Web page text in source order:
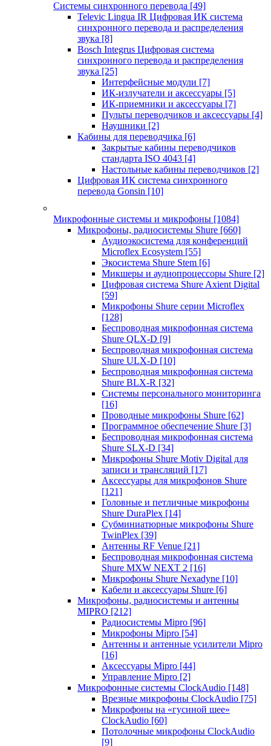
Системы синхронного перевода [49]
Televic Lingua IR Цифровая ИК система
синхронного перевода и распределения
звука [8]
Bosch Integrus Цифровая система
синхронного перевода и распределения
звука [25]
Интерфейсные модули [7]
ИК-излучатели и аксессуары [5]
ИК-приемники и аксессуары [7]
Пульты переводчиков и аксессуары [4]
Наушники [2]
Кабины для переводчика [6]
Закрытые кабины переводчиков
стандарта ISO 4043 [4]
Настольные кабины переводчиков [2]
Цифровая ИК система синхронного
перевода Gonsin [10]
Микрофонные системы и микрофоны [1084]
Микрофоны, радиосистемы Shure [660]
Аудиоэкосистема для конференций
Microflex Ecosystem [55]
Экосистема Shure Stem [6]
Микшеры и аудиопроцессоры Shure [2]
Цифровая система Shure Axient Digital
[59]
Микрофоны Shure серии Microflex
[128]
Беспроводная микрофонная система
Shure QLX-D [9]
Беспроводная микрофонная система
Shure ULX-D [10]
Беспроводная микрофонная система
Shure BLX-R [32]
Системы персонального мониторинга
[16]
Проводные микрофоны Shure [62]
Программное обеспечение Shure [3]
Беспроводная микрофонная система
Shure SLX-D [34]
Микрофоны Shure Motiv Digital для
записи и трансляций [17]
Аксессуары для микрофонов Shure
[121]
Головные и петличные микрофоны
Shure DuraPlex [14]
Субминиатюрные микрофоны Shure
TwinPlex [39]
Антенны RF Venue [21]
Беспроводная микрофонная система
Shure MXW NEXT 2 [16]
Микрофоны Shure Nexadyne [10]
Кабели и аксессуары Shure [6]
Микрофоны, радиосистемы и антенны
MIPRO [212]
Радиосистемы Mipro [96]
Микрофоны Mipro [54]
Антенны и антенные усилители Mipro
[16]
Аксессуары Mipro [44]
Управление Mipro [2]
Микрофонные системы ClockAudio [148]
Врезные микрофоны ClockAudio [75]
Микрофоны на «гусиной шее»
ClockAudio [60]
Потолочные микрофоны ClockAudio
[9]